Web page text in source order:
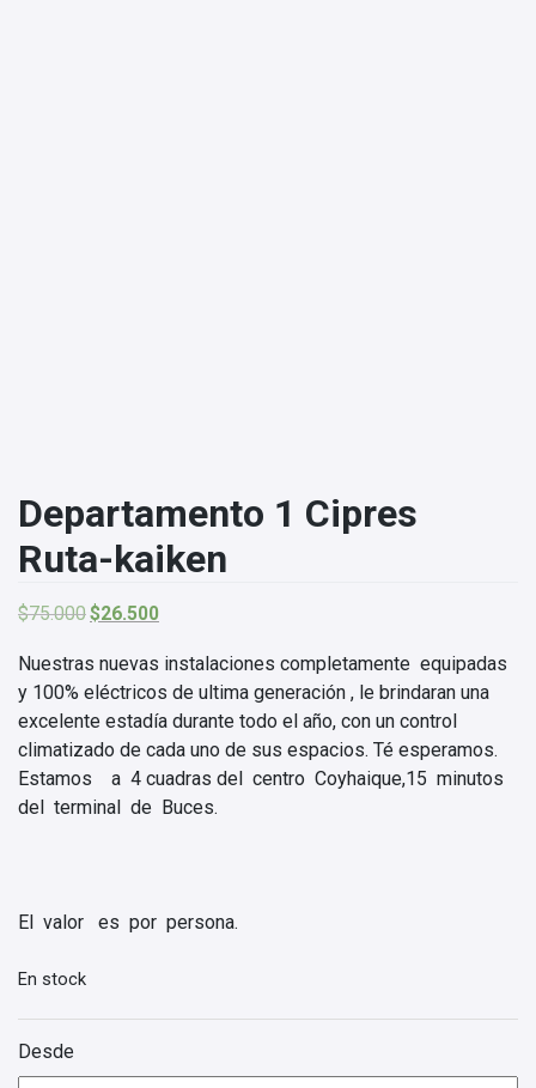
Departamento 1 Cipres
Ruta-kaiken
$75.000 El
era:
$75.000.
$26.500El
actual
es:
$26.500.
Nuestras nuevas instalaciones completamente equipadas
y 100% eléctricos de ultima generación , le brindaran una
excelente estadía durante todo el año, con un control
climatizado de cada uno de sus espacios. Té esperamos.
Estamos a 4 cuadras del centro Coyhaique,15 minutos
del terminal de Buces.
El valor es por persona.
En stock
Desde